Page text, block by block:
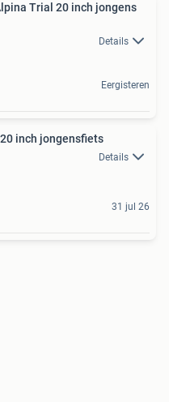
Trial 20 inch jongens
Details
Eergisteren
inch jongensfiets
Details
31 jul 26